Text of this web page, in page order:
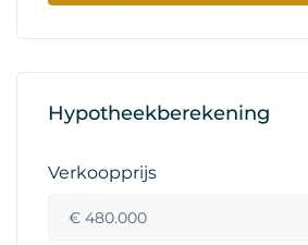
Hypotheekberekening
Verkoopprijs